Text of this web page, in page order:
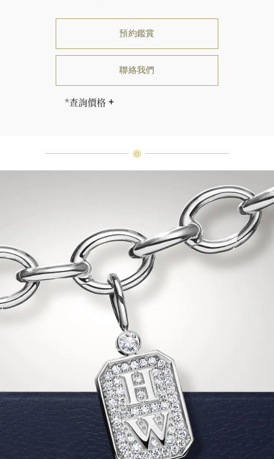
預約鑑賞
聯絡我們
*查詢價格
一件高級珠寶作品也是如此：每個寶
石皆與眾不同而採用獨特鑲嵌方式，